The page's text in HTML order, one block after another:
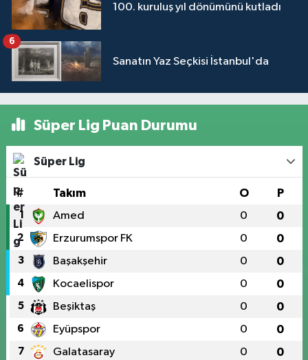
100. kuruluş yıl dönümünü kutladı
Sanatın Yaz Seçkisi İstanbul'da
6
Süper Lig Puan Durumu
Süper Lig
# Takım O P
1 Amed 0 0
2 Erzurumspor FK 0 0
3 Başakşehir 0 0
4 Kocaelispor 0 0
5 Beşiktaş 0 0
6 Eyüpspor 0 0
7 Galatasaray 0 0